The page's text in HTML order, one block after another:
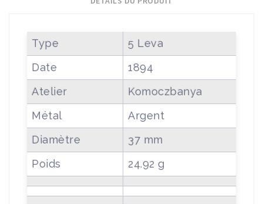
Type
5 Leva
Date
1894
Atelier
Komoczbanya
Métal
Argent
Diamètre
37 mm
Poids
24.92 g